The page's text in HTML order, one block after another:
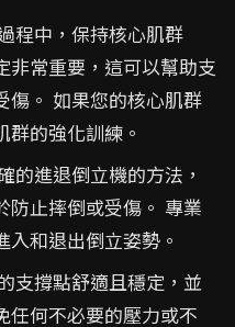
程中，保持核心肌群
非常重要，這可以幫助支
傷。 如果您的核心肌群
的強化訓練。
的進退倒立機的方法，
防止摔倒或受傷。 專業
和退出倒立姿勢。
支撐點舒適且穩定，並
任何不必要的壓力或不